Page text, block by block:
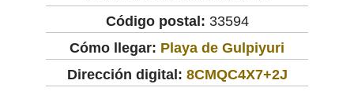
Código postal: 33594
Cómo llegar: Playa de Gulpiyuri
Dirección digital: 8CMQC4X7+2J